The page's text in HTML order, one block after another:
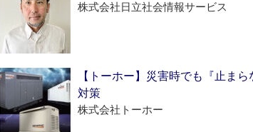
株式会社日立社会情報サービス
【トーホー】災害時でも『止ま
対策
株式会社トーホー